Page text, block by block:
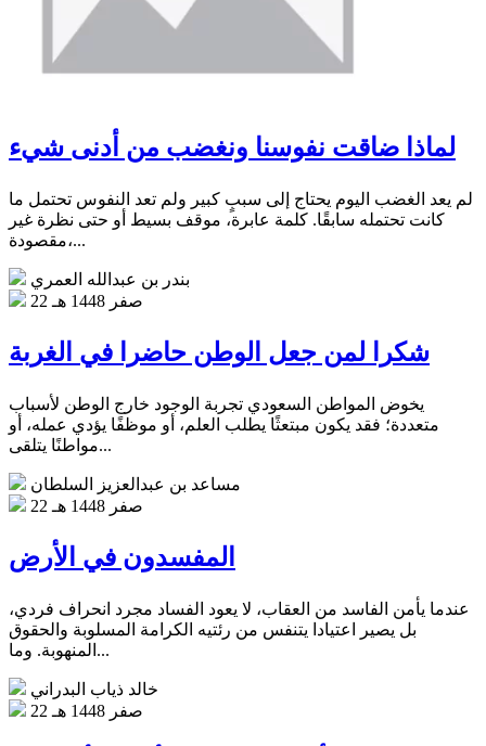
لماذا ضاقت نفوسنا ونغضب من أدنى شيء
لم يعد الغضب اليوم يحتاج إلى سببٍ كبير ولم تعد النفوس تحتمل ما
كانت تحتمله سابقًا. كلمة عابرة، موقف بسيط أو حتى نظرة غير
مقصودة،...
بندر بن عبدالله العمري
22 صفر 1448 هـ
شكرا لمن جعل الوطن حاضرا في الغربة
يخوض المواطن السعودي تجربة الوجود خارج الوطن لأسباب
متعددة؛ فقد يكون مبتعثًا يطلب العلم، أو موظفًا يؤدي عمله، أو
مواطنًا يتلقى...
مساعد بن عبدالعزيز السلطان
22 صفر 1448 هـ
المفسدون في الأرض
عندما يأمن الفاسد من العقاب، لا يعود الفساد مجرد انحراف فردي،
بل يصير اعتيادا يتنفس من رئتيه الكرامة المسلوبة والحقوق
المنهوبة. وما...
خالد ذياب البدراني
22 صفر 1448 هـ